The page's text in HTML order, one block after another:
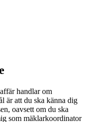
handlar om
är att du ska känna dig
oavsett om du ska
som mäklarkoordinator